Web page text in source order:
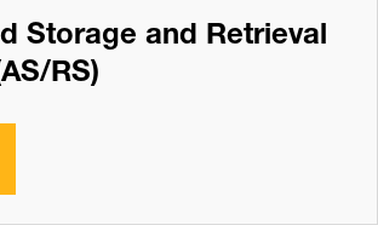
Storage and Retrieval
RS)